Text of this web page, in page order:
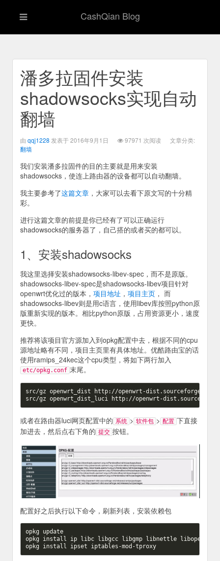
CashQian Blog
潘多拉固件安装
shadowsocks实现自动
翻墙
由 qqj1228 发表于 2016年9月1日 97971 次阅读
文章分类:
翻墙
我们安装潘多拉固件的目的主要就是用来安装
shadowsocks，使连上路由器的设备都可以自动翻墙。
我主要参考了这篇文章 ，大家可以去看下原文写的十分精
彩。
进行这篇文章的前提是你已经有了可以正确运行
shadowsocks的服务器了，自己搭的或者买的都可以。
1、安装shadowsocks
我这里选择安装shadowsocks-libev-spec，而不是原版。
shadowsocks-libev-spec是shadowsocks-libev项目针对
openwrt优化过的版本， 项目地址 ， 项目主页 ， 而
shadowsocks-libev则是用c语言，使用libev库按照python原
版重新实现的版本。相比python原版，占用资源更小，速度
更快。
推荐将该项目官方源加入到opkg配置中去，根据不同的cpu
源地址略有不同，项目主页里有具体地址。优酷路由宝的话
使用ramips_24kec这个cpu类型，将如下两行加入
etc/opkg.conf 末尾。
src/gz openwrt_dist http://openwrt-dist.sourceforge.net/
或者在路由器luci网页配置中的 系统 > 软件包 > 配置 下直接
加进去，然后点右下角的 提交 按钮。
配置好之后执行以下命令，刷新列表，安装依赖包
opkg update
opkg install ip libc libgcc libgmp libnettle libopenssl